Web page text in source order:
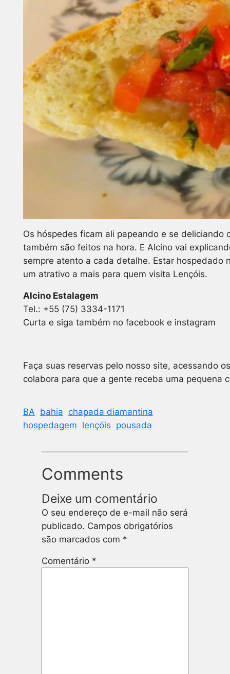
Os hóspedes ficam ali papeando e se
também são feitos na hora. E Alcino vai
sempre atento a cada detalhe. Estar hospedado
um atrativo a mais para quem visita Lençóis.
Alcino Estalagem
Tel.: +55 (75) 3334-1171
Curta e siga também no facebook e instagram
Faça suas reservas pelo nosso site, acessando
colabora para que a gente receba uma pequena
BA bahia chapada diamantina
hospedagem lençóis pousada
Comments
Deixe um comentário
O seu endereço de e-mail não será
publicado. Campos obrigatórios
são marcados com *
Comentário *